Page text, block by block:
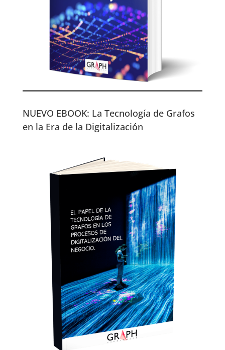
NUEVO EBOOK: La Tecnología de Grafos
en la Era de la Digitalización